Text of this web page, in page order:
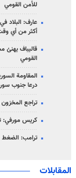
للأمن القومي
عارف: البلاد
أكثر من أي
قاليباف يهنئ
القومي
المقاومة
درعا جنوب
تراجع
كريس مورفي:
ترامب: الضغط
المقابلات